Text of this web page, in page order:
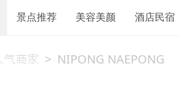
景点推荐 美容美颜 酒店民宿
气商家 > NIPONG NAEPONG